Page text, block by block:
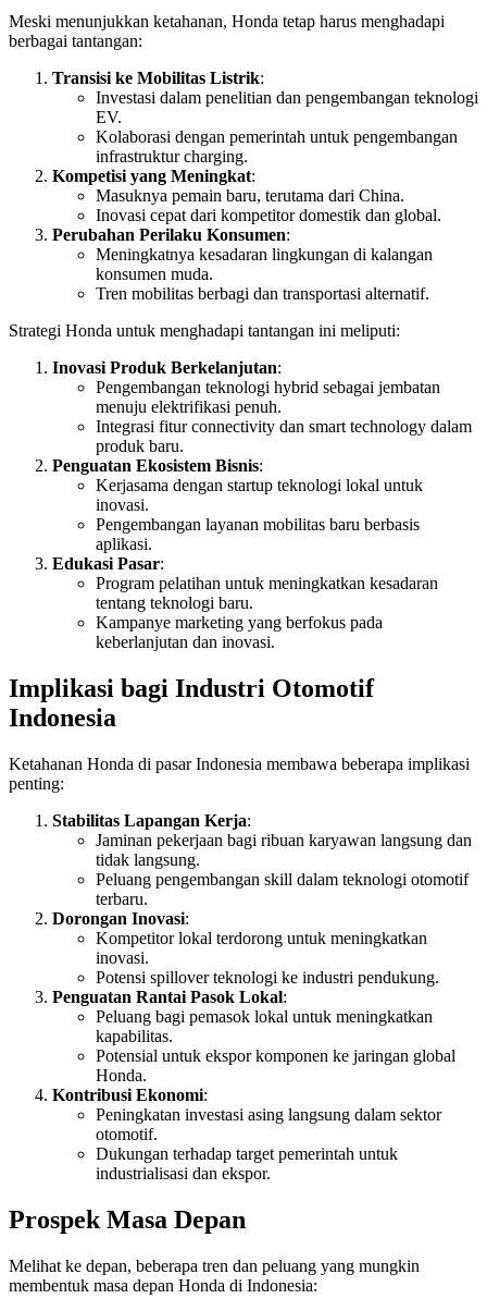
Meski menunjukkan ketahanan, Honda tetap harus menghadapi
berbagai tantangan:
Transisi ke Mobilitas Listrik:
Investasi dalam penelitian dan pengembangan teknologi
EV.
Kolaborasi dengan pemerintah untuk pengembangan
infrastruktur charging.
Kompetisi yang Meningkat:
Masuknya pemain baru, terutama dari China.
Inovasi cepat dari kompetitor domestik dan global.
Perubahan Perilaku Konsumen:
Meningkatnya kesadaran lingkungan di kalangan
konsumen muda.
Tren mobilitas berbagi dan transportasi alternatif.
Strategi Honda untuk menghadapi tantangan ini meliputi:
Inovasi Produk Berkelanjutan:
Pengembangan teknologi hybrid sebagai jembatan
menuju elektrifikasi penuh.
Integrasi fitur connectivity dan smart technology dalam
produk baru.
Penguatan Ekosistem Bisnis:
Kerjasama dengan startup teknologi lokal untuk
inovasi.
Pengembangan layanan mobilitas baru berbasis
aplikasi.
Edukasi Pasar:
Program pelatihan untuk meningkatkan kesadaran
tentang teknologi baru.
Kampanye marketing yang berfokus pada
keberlanjutan dan inovasi.
Implikasi bagi Industri Otomotif
Indonesia
Ketahanan Honda di pasar Indonesia membawa beberapa implikasi
penting:
Stabilitas Lapangan Kerja:
Jaminan pekerjaan bagi ribuan karyawan langsung dan
tidak langsung.
Peluang pengembangan skill dalam teknologi otomotif
terbaru.
Dorongan Inovasi:
Kompetitor lokal terdorong untuk meningkatkan
inovasi.
Potensi spillover teknologi ke industri pendukung.
Penguatan Rantai Pasok Lokal:
Peluang bagi pemasok lokal untuk meningkatkan
kapabilitas.
Potensial untuk ekspor komponen ke jaringan global
Honda.
Kontribusi Ekonomi:
Peningkatan investasi asing langsung dalam sektor
otomotif.
Dukungan terhadap target pemerintah untuk
industrialisasi dan ekspor.
Prospek Masa Depan
Melihat ke depan, beberapa tren dan peluang yang mungkin
membentuk masa depan Honda di Indonesia: